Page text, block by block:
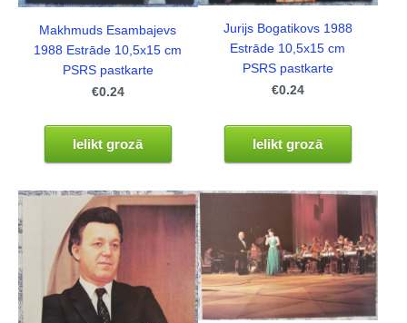
Makhmuds Esambajevs
1988 Estrāde 10,5x15 cm
PSRS pastkarte
€0.24
Ielikt grozā
Jurijs Bogatikovs 1988
Estrāde 10,5x15 cm
PSRS pastkarte
€0.24
Ielikt grozā